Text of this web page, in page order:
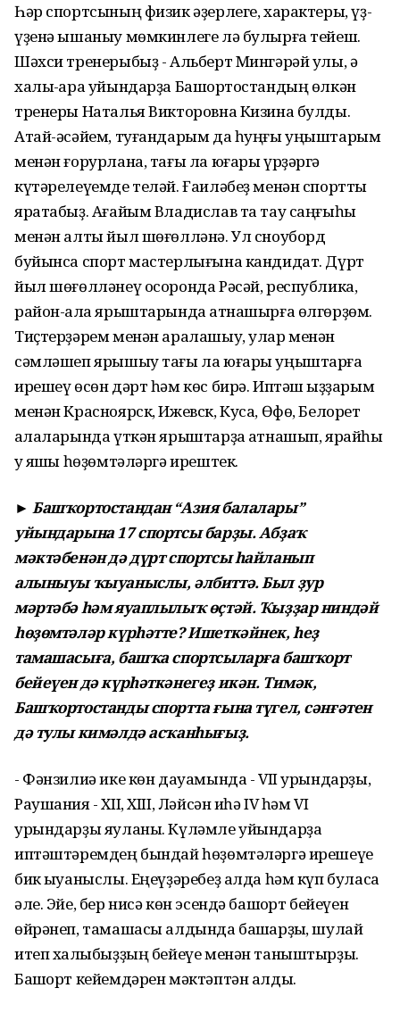
Һәр спортсының физик әҙерлеге, характеры, үҙ-
үҙенә ышаныу мөмкинлеге лә булырға тейеш.
Шәхси тренерыбыҙ - Альберт Мингәрәй улы, ә
халыҡ-ара уйындарҙа Башҡортостандың өлкән
тренеры Наталья Викторовна Кизина булды.
Атай-әсәйем, туғандарым да һуңғы уңыштарым
менән ғорурлана, тағы ла юғары үрҙәргә
күтәрелеүемде теләй. Ғаиләбеҙ менән спортты
яратабыҙ. Ағайым Владислав та тау саңғыһы
менән алты йыл шөғөлләнә. Ул сноуборд
буйынса спорт мастерлығына кандидат. Дүрт
йыл шөғөлләнеү осоронда Рәсәй, республика,
район-ҡала ярыштарында ҡатнашырға өлгөрҙөм.
Тиҫтерҙәрем менән аралашыу, улар менән
сәмләшеп ярышыу тағы ла юғары уңыштарға
ирешеү өсөн дәрт һәм көс бирә. Иптәш ҡыҙҙарым
менән Красноярск, Ижевск, Куса, Өфө, Белорет
ҡалаларында үткән ярыштарҙа ҡатнашып, ярайһы
уҡ яҡшы һөҙөмтәләргә ирештек.
► Башҡортостандан “Азия балалары”
уйындарына 17 спортсы барҙы. Абҙаҡ
мәктәбенән дә дүрт спортсы һайланып
алыныуы ҡыуаныслы, әлбиттә. Был ҙур
мәртәбә һәм яуаплылыҡ өҫтәй. Ҡыҙҙар ниндәй
һөҙөмтәләр күрһәтте? Ишеткәйнек, һеҙ
тамашасыға, башҡа спортсыларға башҡорт
бейеүен дә күрһәткәнегеҙ икән. Тимәк,
Башҡортостанды спортта ғына түгел, сәнғәтен
дә тулы кимәлдә асҡанһығыҙ.
- Фәнзилиә ике көн дауамында - VII урындарҙы,
Раушания - XII, XIII, Ләйсән иһә IV һәм VI
урындарҙы яуланы. Күләмле уйындарҙа
иптәштәремдең бындай һөҙөмтәләргә ирешеүе
бик ҡыуаныслы. Еңеүҙәребеҙ алда һәм күп буласаҡ
әле. Эйе, бер нисә көн эсендә башҡорт бейеүен
өйрәнеп, тамашасы алдында башҡарҙыҡ, шулай
итеп халҡыбыҙҙың бейеүе менән таныштырҙыҡ.
Башҡорт кейемдәрен мәктәптән алдыҡ.